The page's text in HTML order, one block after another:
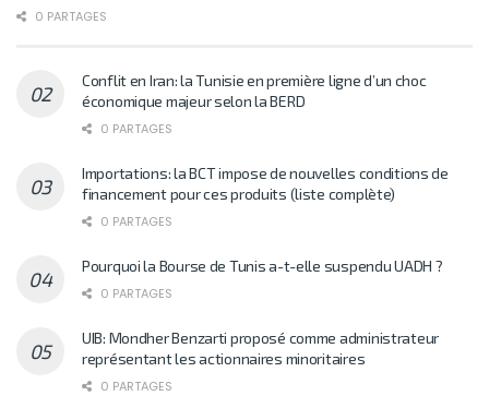
0 PARTAGES
Conflit en Iran: la Tunisie en première ligne d’un choc
économique majeur selon la BERD
0 PARTAGES
Importations: la BCT impose de nouvelles conditions de
financement pour ces produits (liste complète)
0 PARTAGES
Pourquoi la Bourse de Tunis a-t-elle suspendu UADH ?
0 PARTAGES
UIB: Mondher Benzarti proposé comme administrateur
représentant les actionnaires minoritaires
0 PARTAGES